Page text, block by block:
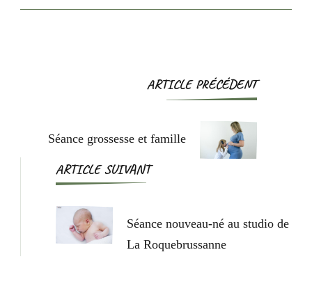
ARTICLE PRÉCÉDENT
Séance grossesse et famille
ARTICLE SUIVANT
Séance nouveau-né au studio de
La Roquebrussanne